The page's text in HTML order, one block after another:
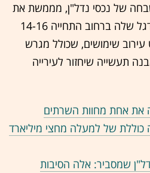
של נכסי נדל"ן, מממשת את
יתרת החזקתה בפרויקט הדגל שלה ברחוב התחייה 14-16
שימושים, שכולל מגרש
תעשייה שיחזור לעירייה
את אחת מחוות השרתים
של למעלה מחצי מיליארד
שמסביר: אלה הסיבות